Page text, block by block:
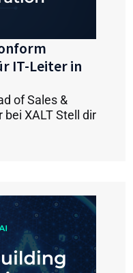
IT-Leiter in
of Sales &
XALT Stell dir